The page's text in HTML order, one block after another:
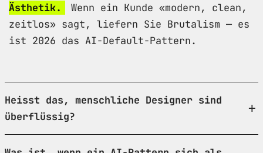
Ästhetik.
Wenn ein Kunde «modern, clean,
zeitlos» sagt, liefern Sie Brutalism — es
ist 2026 das AI-Default-Pattern.
Heisst das, menschliche Designer sind
überflüssig?